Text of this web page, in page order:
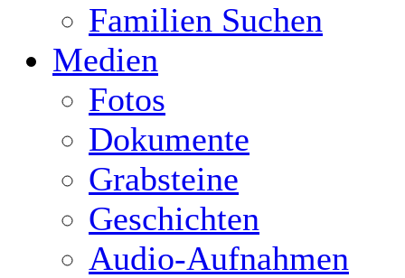
Familien Suchen
Medien
Fotos
Dokumente
Grabsteine
Geschichten
Audio-Aufnahmen